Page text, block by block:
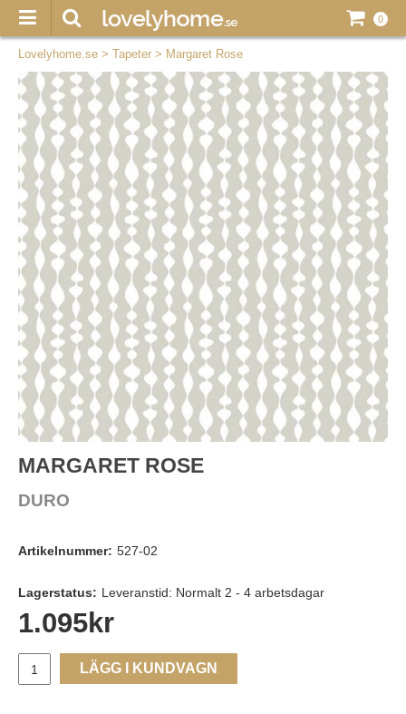
0
Lovelyhome.se > Tapeter > Margaret Rose
MARGARET ROSE
DURO
Artikelnummer: 527-02
Lagerstatus: Leveranstid: Normalt 2 - 4 arbetsdagar
1.095kr
LÄGG I KUNDVAGN